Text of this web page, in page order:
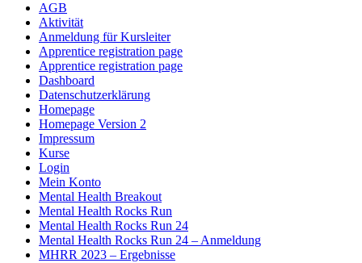
AGB
Aktivität
Anmeldung für Kursleiter
Apprentice registration page
Apprentice registration page
Dashboard
Datenschutzerklärung
Homepage
Homepage Version 2
Impressum
Kurse
Login
Mein Konto
Mental Health Breakout
Mental Health Rocks Run
Mental Health Rocks Run 24
Mental Health Rocks Run 24 – Anmeldung
MHRR 2023 – Ergebnisse